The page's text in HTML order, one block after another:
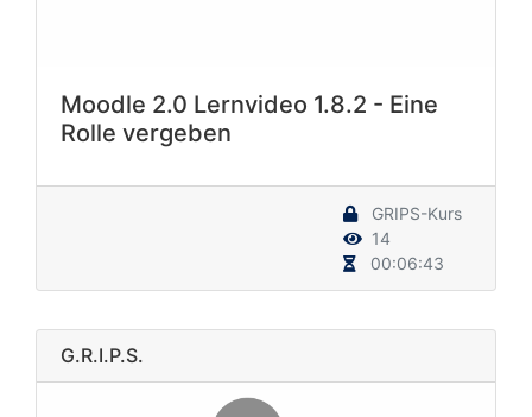
Moodle 2.0 Lernvideo 1.8.2 - Eine
Rolle vergeben
GRIPS-Kurs
14
00:06:43
G.R.I.P.S.